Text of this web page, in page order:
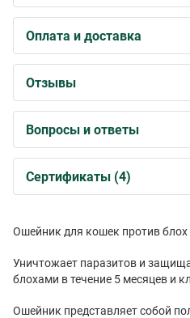
Оплата и доставка
Отзывы
Вопросы и ответы
Сертификаты (4)
Ошейник для кошек против
Уничтожает паразитов и
блохами в течение 5 месяцев и
Ошейник представляет собой